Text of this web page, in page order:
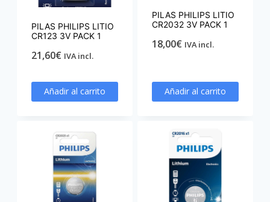
PILAS PHILIPS LITIO
CR123 3V PACK 1
21,60€ IVA incl.
Añadir al carrito
PILAS PHILIPS LITIO
CR2032 3V PACK 1
18,00€ IVA incl.
Añadir al carrito